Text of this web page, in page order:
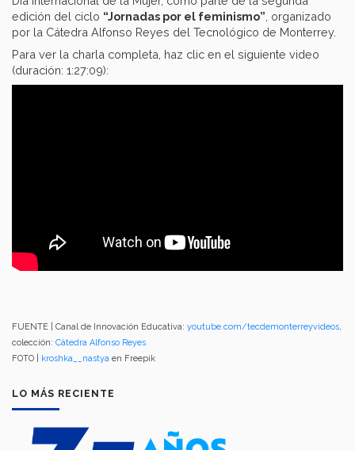
edición del ciclo “Jornadas por el feminismo” , organizado
por la Cátedra Alfonso Reyes del Tecnológico de Monterrey.
Para ver la charla completa, haz clic en el siguiente video
(duración: 1:27:09):
FUENTE | Canal de Innovación Educativa: youtube.com/tecdemonterreyvideos,
colección: Cátedra Alfonso Reyes
FOTO | kroshka__nastya en Freepik
LO MÁS RECIENTE